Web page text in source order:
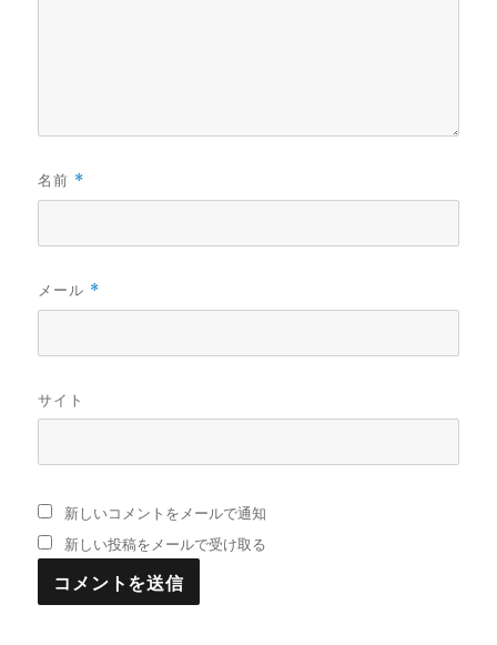
名前 *
メール *
サイト
新しいコメントをメールで通知
新しい投稿をメールで受け取る